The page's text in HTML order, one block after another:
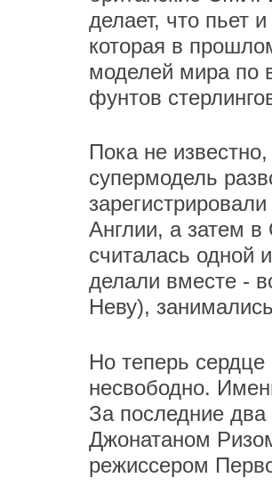
делает, что пьет
которая в
моделей мира по
фунтов
Пока не
супермодель
Англии, а затем
считалась одной
делали вместе -
Неву),
Но теперь
несвободно.
За последние
Джонатаном
режиссером